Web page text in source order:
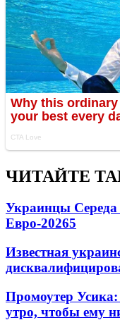
ЧИТАЙТЕ
Украинцы Середа
Евро-20265
Известная
Промоутер
утро, чтобы ему